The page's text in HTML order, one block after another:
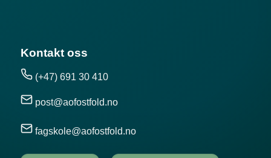
Kontakt oss
(+47) 691 30 410
post@aofostfold.no
fagskole@aofostfold.no